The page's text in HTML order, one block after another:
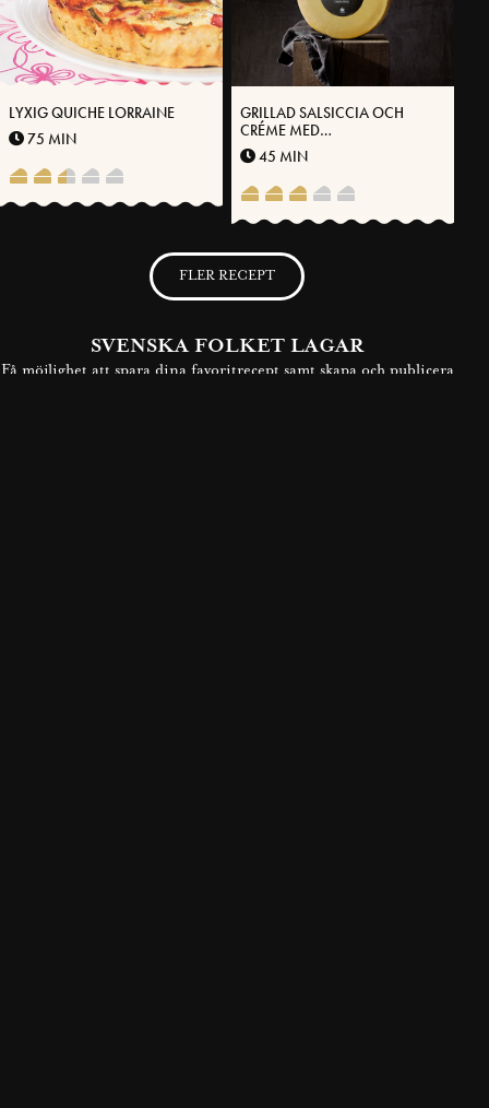
LYXIG QUICHE LORRAINE
75 MIN
GRILLAD SALSICCIA OCH
CRÉME MED
VÄSTERBOTTENSOST
45 MIN
FLER RECEPT
SVENSKA FOLKET LAGAR
Få möjlighet att spara dina favoritrecept samt skapa och publicera